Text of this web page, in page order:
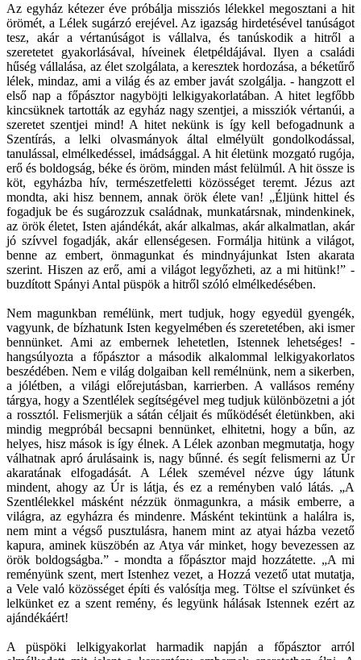
Az egyház kétezer éve próbálja missziós lélekkel megosztani a hit
örömét, a Lélek sugárzó erejével. Az igazság hirdetésével tanúságot
tesz, akár a vértanúságot is vállalva, és tanúskodik a hitről a
szeretetet gyakorlásával, híveinek életpéldájával. Ilyen a családi
hűség vállalása, az élet szolgálata, a keresztek hordozása, a béketűrő
lélek, mindaz, ami a világ és az ember javát szolgálja. - hangzott el
első nap a főpásztor nagyböjti lelkigyakorlatában. A hitet legfőbb
kincsüknek tartották az egyház nagy szentjei, a missziók vértanúi, a
szeretet szentjei mind! A hitet nekünk is így kell befogadnunk a
Szentírás, a lelki olvasmányok által elmélyült gondolkodással,
tanulással, elmélkedéssel, imádsággal. A hit életünk mozgató rugója,
erő és boldogság, béke és öröm, minden mást felülmúl. A hit össze is
köt, egyházba hív, természetfeletti közösséget teremt. Jézus azt
mondta, aki hisz bennem, annak örök élete van! „Éljünk hittel és
fogadjuk be és sugározzuk családnak, munkatársnak, mindenkinek,
az örök életet, Isten ajándékát, akár alkalmas, akár alkalmatlan, akár
jó szívvel fogadják, akár ellenségesen. Formálja hitünk a világot,
benne az embert, önmagunkat és mindnyájunkat Isten akarata
szerint. Hiszen az erő, ami a világot legyőzheti, az a mi hitünk!” -
buzdított Spányi Antal püspök a hitről szóló elmélkedésében.
Nem magunkban remélünk, mert tudjuk, hogy egyedül gyengék,
vagyunk, de bízhatunk Isten kegyelmében és szeretetében, aki ismer
bennünket. Ami az embernek lehetetlen, Istennek lehetséges! -
hangsúlyozta a főpásztor a második alkalommal lelkigyakorlatos
beszédében. Nem e világ dolgaiban kell remélnünk, nem a sikerben,
a jólétben, a világi előrejutásban, karrierben. A vallásos remény
tárgya, hogy a Szentlélek segítségével meg tudjuk különbözetni a jót
a rossztól. Felismerjük a sátán céljait és működését életünkben, aki
mindig megpróbál becsapni bennünket, elhitetni, hogy a bűn, az
helyes, hisz mások is így élnek. A Lélek azonban megmutatja, hogy
válhatnak apró árulásaink is, nagy bűnné. és segít felismerni az Úr
akaratának elfogadását. A Lélek szemével nézve úgy látunk
mindent, ahogy az Úr is látja, és ez a reményben való látás. „A
Szentlélekkel másként nézzük önmagunkra, a másik emberre, a
világra, az egyházra és mindenre. Másként tekintünk a halálra is,
nem mint a végső pusztulásra, hanem mint az atyai házba vezető
kapura, aminek küszöbén az Atya vár minket, hogy bevezessen az
örök boldogságba.” - mondta a főpásztor majd hozzátette. „A mi
reményünk szent, mert Istenhez vezet, a Hozzá vezető utat mutatja,
a Vele való közösséget építi és valósítja meg. Töltse el szívünket és
lelkünket ez a szent remény, és legyünk hálásak Istennek ezért az
ajándékáért!
A püspöki lelkigyakorlat harmadik napján a főpásztor arról